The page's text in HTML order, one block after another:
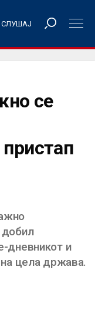
СЛУШАЈ
се
добил
дневникот и
цела држава.